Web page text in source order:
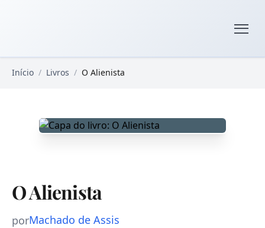
Início / Livros / O Alienista
O Alienista
porMachado de Assis